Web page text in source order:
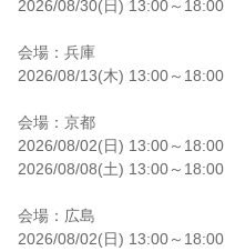
2026/08/30(日) 13:00～18:00
会場：兵庫
2026/08/13(木) 13:00～18:00
会場：京都
2026/08/02(日) 13:00～18:00
2026/08/08(土) 13:00～18:00
会場：広島
2026/08/02(日) 13:00～18:00